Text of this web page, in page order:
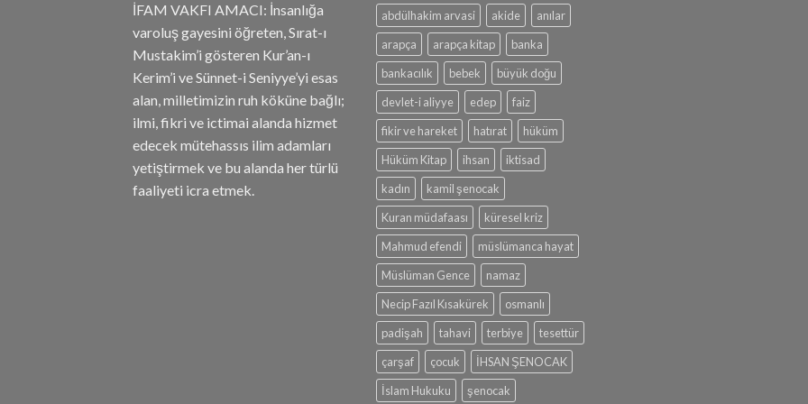
İFAM VAKFI AMACI: İnsanlığa
varoluş gayesini öğreten, Sırat-ı
Mustakim’i gösteren Kur’an-ı
Kerim’i ve Sünnet-i Seniyye’yi esas
alan, milletimizin ruh köküne bağlı;
ilmi, fikri ve ictimai alanda hizmet
edecek mütehassıs ilim adamları
yetiştirmek ve bu alanda her türlü
faaliyeti icra etmek.
abdülhakim arvasi akide
anılar
arapça
arapça kitap
banka
bankacılık
bebek
büyük doğu
devlet-i aliyye
edep
faiz
fikir ve hareket
hatırat
hüküm
Hüküm Kitap
ihsan
iktisad
kadın
kamil şenocak
Kuran müdafaası
küresel kriz
Mahmud efendi
müslümanca hayat
Müslüman Gence
namaz
Necip Fazıl Kısakürek
osmanlı
padişah
tahavi terbiye
tesettür
çarşaf
çocuk
İHSAN ŞENOCAK
İslam Hukuku
şenocak